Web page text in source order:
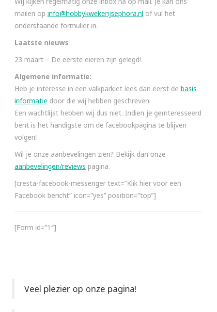
mailen op info@hobbykwekerijsephora.nl of vul het
onderstaande formulier in.
Laatste nieuws
23 maart – De eerste eieren zijn gelegd!
Algemene informatie:
Heb je interesse in een valkparkiet lees dan eerst de basis
informatie door die wij hebben geschreven.
Een wachtlijst hebben wij dus niet. Indien je geïnteresseerd
bent is het handigste om de facebookpagina te blijven
volgen!
Wil je onze aanbevelingen zien? Bekijk dan onze
aanbevelingen/reviews pagina.
[cresta-facebook-messenger text=”Klik hier voor een
Facebook bericht” icon=”yes” position=”top”]
[Form id=”1″]
Veel plezier op onze pagina!